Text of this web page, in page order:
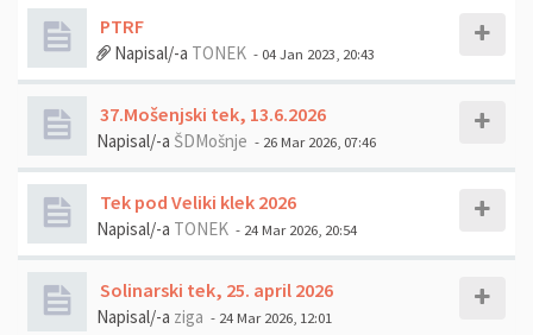
PTRF
Napisal/-a TONEK - 04 Jan 2023, 20:43
37.Mošenjski tek, 13.6.2026
Napisal/-a ŠDMošnje - 26 Mar 2026, 07:46
Tek pod Veliki klek 2026
Napisal/-a TONEK - 24 Mar 2026, 20:54
Solinarski tek, 25. april 2026
Napisal/-a ziga - 24 Mar 2026, 12:01